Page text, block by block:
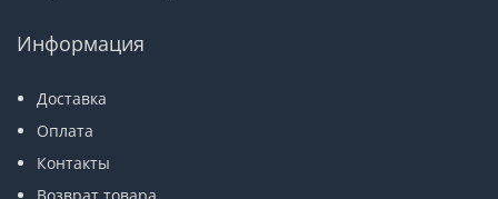
Информация
Доставка
Оплата
Контакты